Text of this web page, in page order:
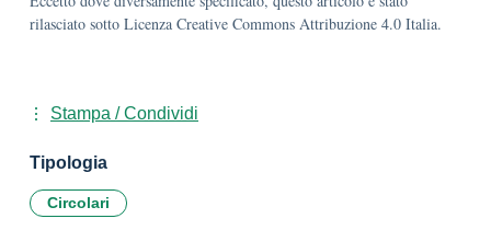
rilasciato sotto Licenza Creative Commons Attribuzione 4.0 Italia.
Stampa / Condividi
Tipologia
Circolari